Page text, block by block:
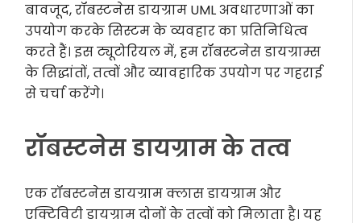
बावजूद, रॉबस्टनेस डायग्राम UML अवधारणाओं का
उपयोग करके सिस्टम के व्यवहार का प्रतिनिधित्व
करते हैं। इस ट्यूटोरियल में, हम रॉबस्टनेस डायग्राम्स
के सिद्धांतों, तत्वों और व्यावहारिक उपयोग पर गहराई
से चर्चा करेंगे।
रॉबस्टनेस डायग्राम के तत्व
एक रॉबस्टनेस डायग्राम क्लास डायग्राम और
एक्टिविटी डायग्राम दोनों के तत्वों को मिलाता है। यह